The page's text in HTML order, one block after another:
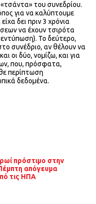
του συνεδρίου.
για να καλύπτουμε
δει πριν 3 χρόνια
να έχουν τσιρότα
εντύπωση). Το δεύτερο,
συνέδριο, αν θέλουν να
οι δύο, νομίζω, και για
που, πρόσφατα,
περίπτωση
δεδομένα.
πρόστιμο στην
απόγευμα
τις ΗΠΑ